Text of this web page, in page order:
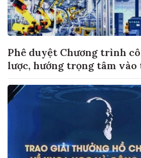
Phê duyệt Chương trình
lược, hướng trọng tâm vào